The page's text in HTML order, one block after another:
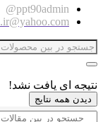
ppt90admin@
نتیجه ای یافت نشد!
دیدن همه نتایج